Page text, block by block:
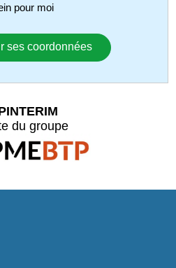
pour moi
ses coordonnées
du groupe